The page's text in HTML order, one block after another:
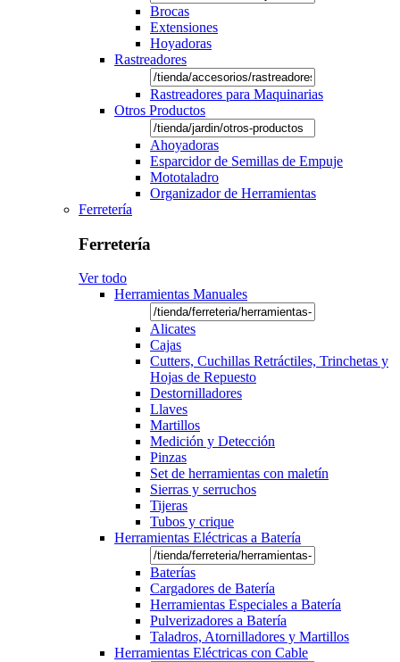
Brocas
Extensiones
Hoyadoras
Rastreadores
Rastreadores para Maquinarias
Otros Productos
Ahoyadoras
Esparcidor de Semillas de Empuje
Mototaladro
Organizador de Herramientas
Ferretería
Ferretería
Ver todo
Herramientas Manuales
Alicates
Cajas
Cutters, Cuchillas Retráctiles, Trinchetas y
Hojas de Repuesto
Destornilladores
Llaves
Martillos
Medición y Detección
Pinzas
Set de herramientas con maletín
Sierras y serruchos
Tijeras
Tubos y crique
Herramientas Eléctricas a Batería
Baterías
Cargadores de Batería
Herramientas Especiales a Batería
Pulverizadores a Batería
Taladros, Atornilladores y Martillos
Herramientas Eléctricas con Cable